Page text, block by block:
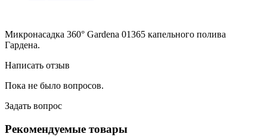
Микронасадка 360° Gardena 01365 капельного полива
Гардена.
Написать отзыв
Пока не было вопросов.
Задать вопрос
Рекомендуемые товары